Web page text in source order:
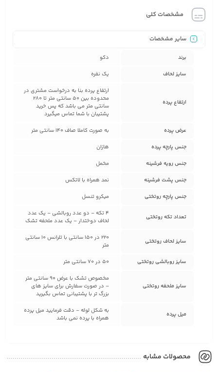
مشخصات کلی
سایر مشخصات
برند
دکو
سایز لحاف
یک نفره
ارتفاع پرده
ارتفاع پرده بنا به درخواست مشتری در
محدوده بین 50 سانتی متر تا 280
سانتی متر می باشد که پس خرید
پشتیبان با شما تماس میگیرد
عرض پرده
به صورت کاملا صاف 140 سانتی متر
جنس پارچه پرده
هازان
جنس رویه فرشینه
مخمل
جنس پشت فرشینه
نمد همراه با لاتکس
جنس پارچه روتختی
میکرو تنسل
تعداد تکه روتختی
4 تکه – دو عدد روبالشی – یک عدد
لحاف دوختدار – یک عدد ملحفه تشک
سایز لحاف روتختی
220 در 150 سانتی با تلرانس 10 سانتی
متر
سایز روبالشی روتختی
50 در 70 سانتی متر
سایز ملحفه روتختی
مخصوص تشک با عرض 90 سانتی متر
– در صورت سفارش برای سایز های
بزرگ تر با پشتیبانی تماس بگیرید
میل پرده
به شکل لوله – دقت فرمایید میل پرده
همراه با پرده نمی باشد
محصولات مشابه